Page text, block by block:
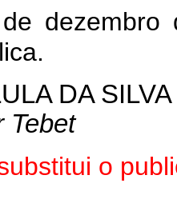
dezembro
DA SILVA
Tebet
o